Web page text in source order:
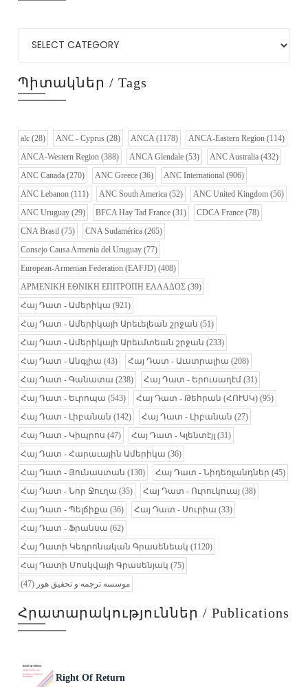
Պիտակներ / Tags
alc (28) ANC - Cyprus (28) ANCA (1178) ANCA-Eastern Region (114)
ANCA-Western Region (388) ANCA Glendale (53) ANC Australia (432)
ANC Canada (270) ANC Greece (36) ANC International (906)
ANC Lebanon (111) ANC South America (52) ANC United Kingdom (56)
ANC Uruguay (29) BFCA Hay Tad France (31) CDCA France (78)
CNA Brasil (75) CNA Sudamérica (265)
Consejo Causa Armenia del Uruguay (77)
European-Armenian Federation (EAFJD) (408)
ΑΡΜΕΝΙΚΗ ΕΘΝΙΚΗ ΕΠΙΤΡΟΠΗ ΕΛΛΑΔΟΣ (39)
Հայ Դատ - Ամերիկա (921)
Հայ Դատ - Ամերիկայի Արեւելեան շրջան (51)
Հայ Դատ - Ամերիկայի Արեւմտեան շրջան (233)
Հայ Դատ - Անգլիա (43) Հայ Դատ - Աւստրալիա (208)
Հայ Դատ - Գանատա (238) Հայ Դատ - Երուսաղէմ (31)
Հայ Դատ - Եւրոպա (543) Հայ Դատ - Թեհրան (ՀՈՒՍԿ) (95)
Հայ Դատ - Լիբանան (142) Հայ Դատ - Լիբանան (27)
Հայ Դատ - Կիպրոս (47) Հայ Դատ - Կլենտէյլ (31)
Հայ Դատ - Հարաւային Ամերիկա (36)
Հայ Դատ - Յունաստան (130) Հայ Դատ - Նիդեռլանդներ (45)
Հայ Դատ - Նոր Ջուղա (35) Հայ Դատ - Ուրուկուայ (38)
Հայ Դատ - Պելճիքա (36) Հայ Դատ - Սուրիա (33)
Հայ Դատ - Ֆրանսա (62)
Հայ Դատի Կեդրոնական Գրասենեակ (1120)
Հայ Դատի Մոսկվայի Գրասենյակ (75)
موسسه ترجمه و تحقیق هور (47)
Հրատարակություններ / Publications
Right Of Return